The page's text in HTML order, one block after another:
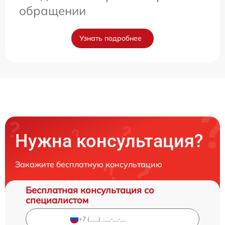
обращении
Узнать подробнее
Нужна консультация?
Закажите бесплатную консультацию
Бесплатная консультация со
специалистом